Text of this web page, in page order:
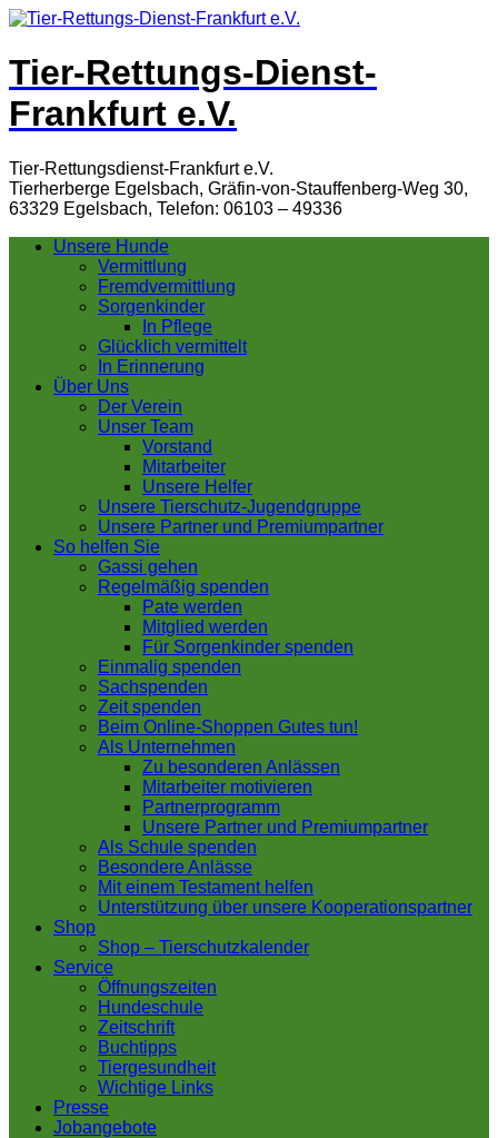
Tier-Rettungs-Dienst-
Frankfurt e.V.
Tier-Rettungsdienst-Frankfurt e.V.
Tierherberge Egelsbach, Gräfin-von-Stauffenberg-Weg 30,
63329 Egelsbach, Telefon: 06103 – 49336
Unsere Hunde
Vermittlung
Fremdvermittlung
Sorgenkinder
In Pflege
Glücklich vermittelt
In Erinnerung
Über Uns
Der Verein
Unser Team
Vorstand
Mitarbeiter
Unsere Helfer
Unsere Tierschutz-Jugendgruppe
Unsere Partner und Premiumpartner
So helfen Sie
Gassi gehen
Regelmäßig spenden
Pate werden
Mitglied werden
Für Sorgenkinder spenden
Einmalig spenden
Sachspenden
Zeit spenden
Beim Online-Shoppen Gutes tun!
Als Unternehmen
Zu besonderen Anlässen
Mitarbeiter motivieren
Partnerprogramm
Unsere Partner und Premiumpartner
Als Schule spenden
Besondere Anlässe
Mit einem Testament helfen
Unterstützung über unsere Kooperationspartner
Shop
Shop – Tierschutzkalender
Service
Öffnungszeiten
Hundeschule
Zeitschrift
Buchtipps
Tiergesundheit
Wichtige Links
Presse
Jobangebote